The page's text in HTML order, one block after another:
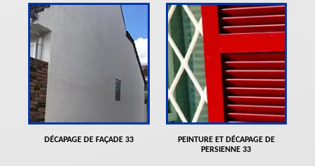
DÉCAPAGE DE FAÇADE 33
PEINTURE ET DÉCAPAGE DE
PERSIENNE 33